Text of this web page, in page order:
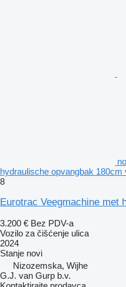
hydraulische opvangbak
8
Eurotrac Veegmachine met
3.200 € Bez PDV-a
Vozilo za čišćenje ulica
2024
Stanje novi
Nizozemska, Wijhe
G.J. van Gurp b.v.